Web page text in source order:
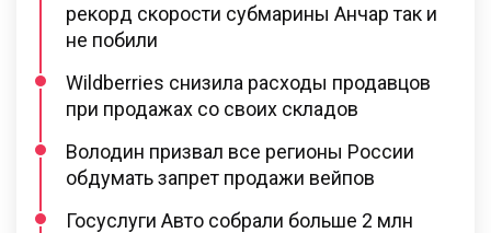
рекорд скорости субмарины Анчар так и
не побили
Wildberries снизила расходы продавцов
при продажах со своих складов
Володин призвал все регионы России
обдумать запрет продажи вейпов
Госуслуги Авто собрали больше 2 млн